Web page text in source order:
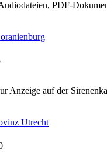
PDF-
Anzeige auf der
Utrecht